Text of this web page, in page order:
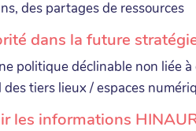
des partages de ressources
dans la future
politique déclinable non liée
tiers lieux / espaces
les informations